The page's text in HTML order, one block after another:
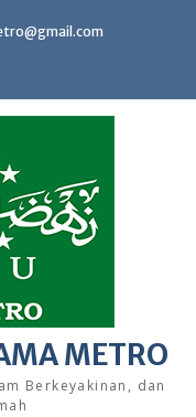
METRO
Berkeyakinan, dan